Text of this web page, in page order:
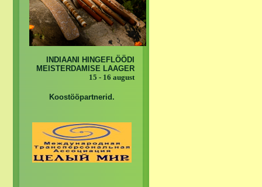
INDIAANI HINGEFLÖÖDI
MEISTERDAMISE LAAGER
15 - 16 august
Koostööpartnerid.